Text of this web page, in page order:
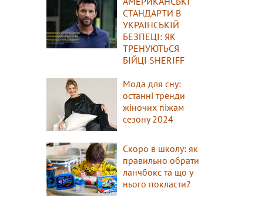
СТАНДАРТИ В
УКРАЇНСЬКІЙ
БЕЗПЕЦІ: ЯК
ТРЕНУЮТЬСЯ
БІЙЦІ SHERIFF
Мода для сну:
останні тренди
жіночих піжам
сезону 2024
Скоро в школу: як
правильно обрати
ланчбокс та що у
нього покласти?